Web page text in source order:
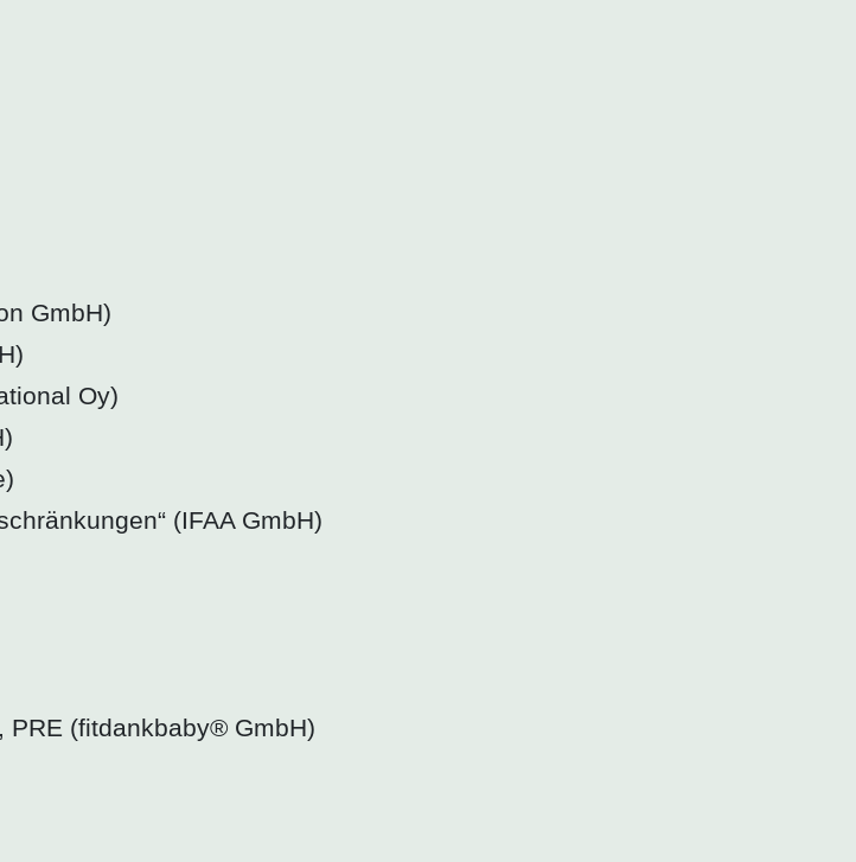
GmbH)
Oy)
(IFAA GmbH)
PRE (fitdankbaby® GmbH)